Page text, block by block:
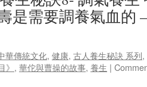
是需要調養氣血
華傳統文化, 健康, 古人養生秘訣 系列,
, 華佗與曹操的故事, 養生 |